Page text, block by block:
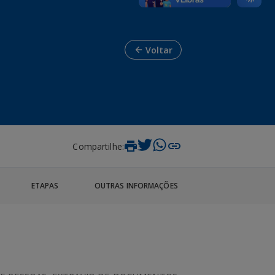
Voltar
Compartilhe:
ETAPAS OUTRAS INFORMAÇÕES